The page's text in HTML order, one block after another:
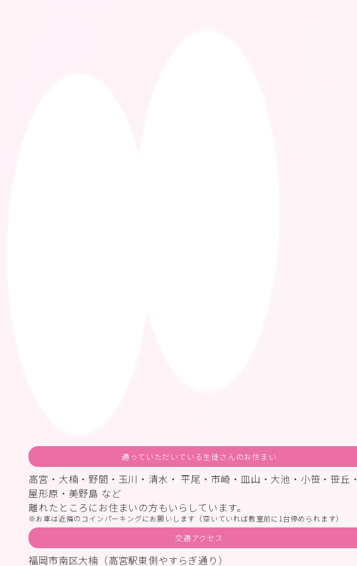
通っていただいている生徒さんのお住まい
高宮・大楠・野間・玉川・清水・ 平尾・市崎・皿山・大池・小笹・笹丘・
屋形原・美野島 など
離れたところにお住まいの方もいらしています。
お車は近隣のコインパーキングにお願いします（空いていれば教室前に1台停められます）
交通アクセス
福岡市南区大楠（高宮駅東側やすらぎ通り）